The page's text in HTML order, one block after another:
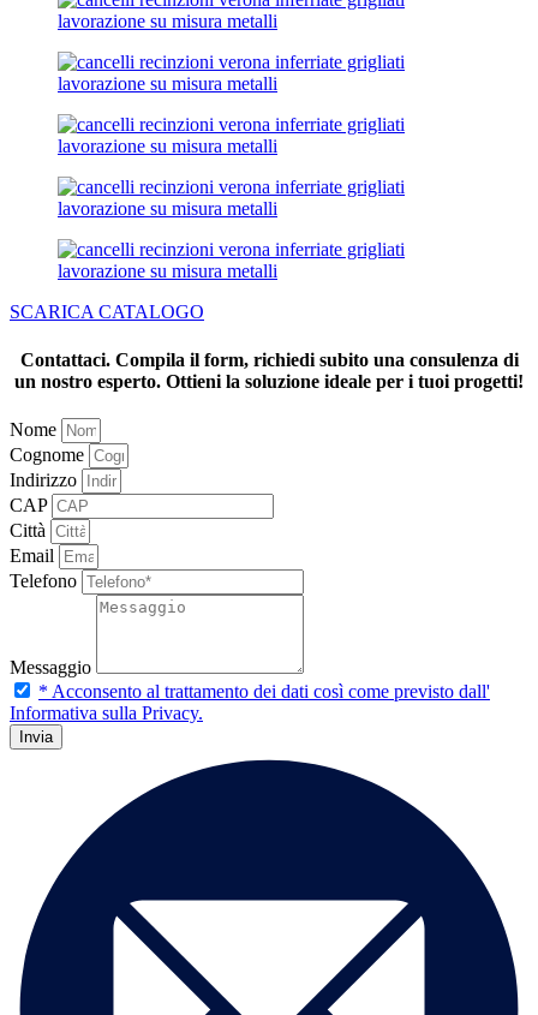
SCARICA CATALOGO
Contattaci.Compila il form, richiedi subito una consulenza di
un nostro esperto. Ottieni la soluzione ideale per i tuoi progetti!
Nome
Cognome
Indirizzo
CAP
Città
Email
Telefono
Messaggio
* Acconsento al trattamento dei dati così come previsto dall'
Informativa sulla Privacy.
Invia